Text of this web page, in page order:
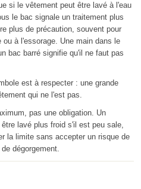
si le vêtement peut être lavé à l'eau
le bac signale un traitement plus
plus de précaution, souvent pour
à l'essorage. Une main dans le
bac barré signifie qu'il ne faut pas
est à respecter : une grande
qui ne l'est pas.
pas une obligation. Un
lavé plus froid s'il est peu sale,
la limite sans accepter un risque de
dégorgement.